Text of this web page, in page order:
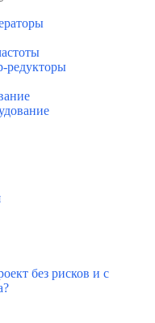
редукторы
без рисков и с